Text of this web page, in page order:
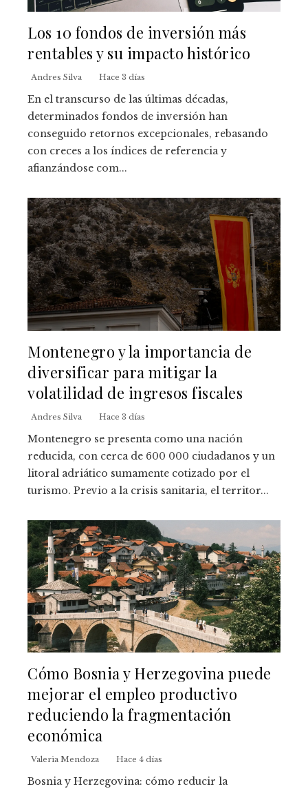
Los 10 fondos de inversión más
rentables y su impacto histórico
Andres Silva Hace 3 días
En el transcurso de las últimas décadas,
determinados fondos de inversión han
conseguido retornos excepcionales, rebasando
con creces a los índices de referencia y
afianzándose com...
Montenegro y la importancia de
diversificar para mitigar la
volatilidad de ingresos fiscales
Andres Silva Hace 3 días
Montenegro se presenta como una nación
reducida, con cerca de 600 000 ciudadanos y un
litoral adriático sumamente cotizado por el
turismo. Previo a la crisis sanitaria, el territor...
Cómo Bosnia y Herzegovina puede
mejorar el empleo productivo
reduciendo la fragmentación
económica
Valeria Mendoza Hace 4 días
Bosnia y Herzegovina: cómo reducir la